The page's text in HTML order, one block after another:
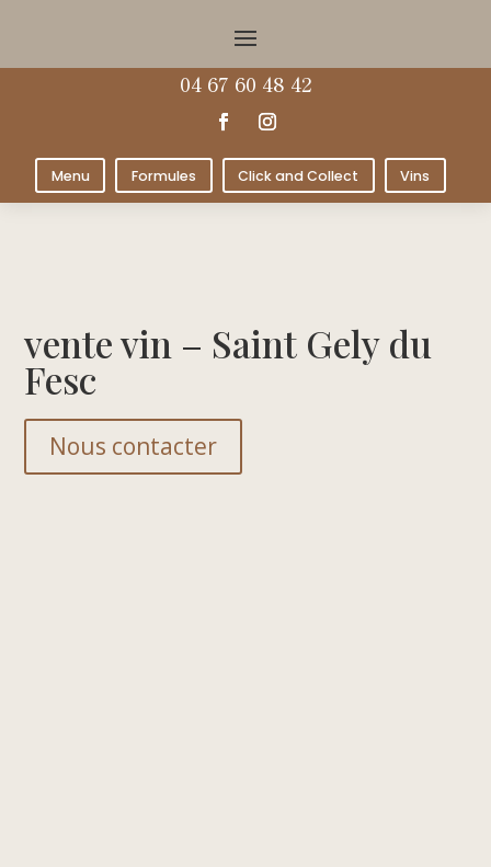
04 67 60 48 42
Menu Formules Click and Collect Vins
vente vin – Saint Gely du
Fesc
Nous contacter